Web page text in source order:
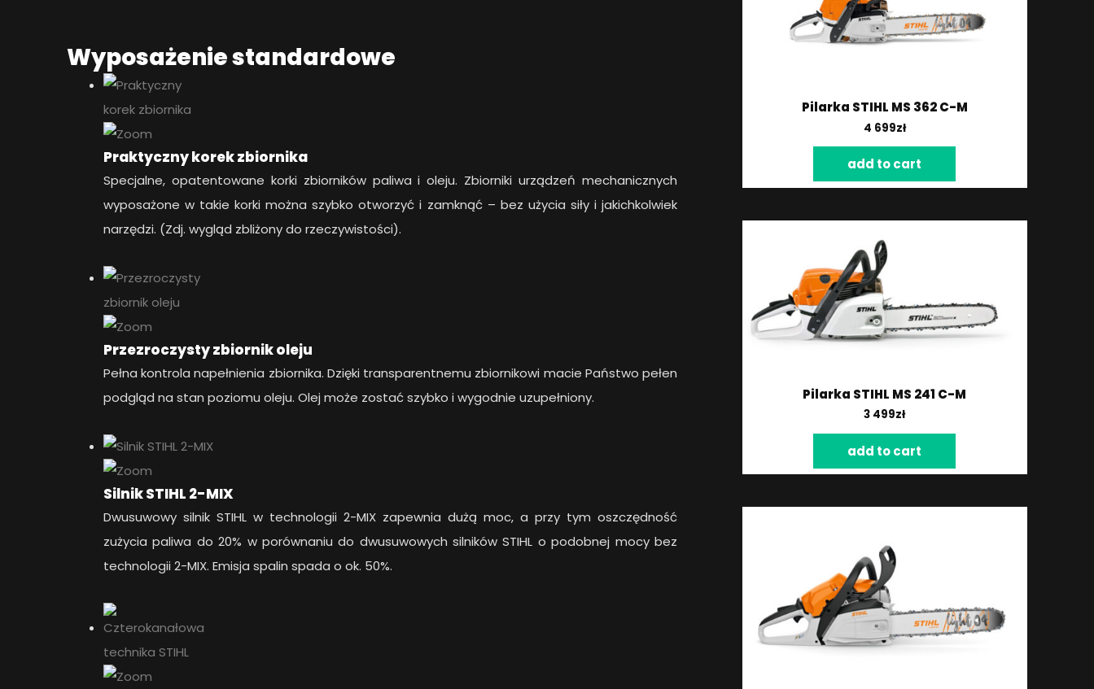
Wyposażenie standardowe
Praktyczny korek zbiornika
Specjalne, opatentowane korki zbiorników paliwa i oleju. Zbiorniki urządzeń mechanicznych
wyposażone w takie korki można szybko otworzyć i zamknąć – bez użycia siły i jakichkolwiek
narzędzi. (Zdj. wygląd zbliżony do rzeczywistości).
Przezroczysty zbiornik oleju
Pełna kontrola napełnienia zbiornika. Dzięki transparentnemu zbiornikowi macie Państwo pełen
podgląd na stan poziomu oleju. Olej może zostać szybko i wygodnie uzupełniony.
Silnik STIHL 2-MIX
Dwusuwowy silnik STIHL w technologii 2-MIX zapewnia dużą moc, a przy tym oszczędność
zużycia paliwa do 20% w porównaniu do dwusuwowych silników STIHL o podobnej mocy bez
technologii 2-MIX. Emisja spalin spada o ok. 50%.
Pilarka STIHL MS 362 C-M
4 699zł
add to cart
Pilarka STIHL MS 241 C-M
3 499zł
add to cart